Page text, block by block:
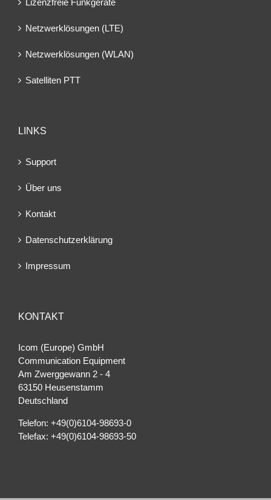
Lizenzfreie Funkgeräte
Netzwerklösungen (LTE)
Netzwerklösungen (WLAN)
Satelliten PTT
LINKS
Support
Über uns
Kontakt
Datenschutzerklärung
Impressum
KONTAKT
Icom (Europe) GmbH
Communication Equipment
Am Zwerggewann 2 ‐ 4
63150 Heusenstamm
Deutschland
Telefon: +49(0)6104-98693-0
Telefax: +49(0)6104-98693-50